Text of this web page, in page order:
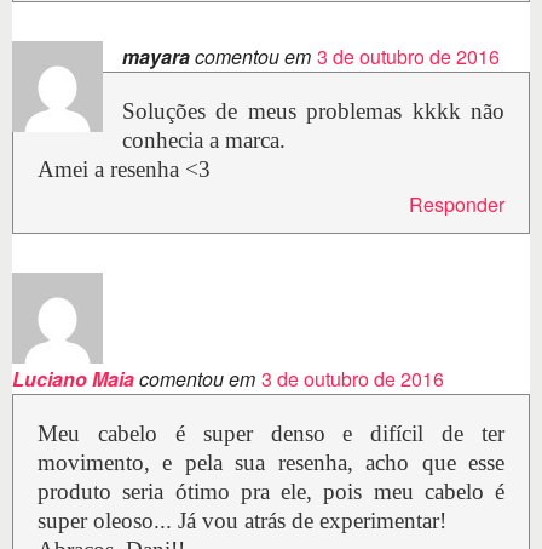
mayaracomentou em 3 de outubro de 2016
Soluções de meus problemas kkkk não
conhecia a marca.
Amei a resenha <3
Responder
Luciano Maiacomentou em 3 de outubro de 2016
Meu cabelo é super denso e difícil de ter
movimento, e pela sua resenha, acho que esse
produto seria ótimo pra ele, pois meu cabelo é
super oleoso... Já vou atrás de experimentar!